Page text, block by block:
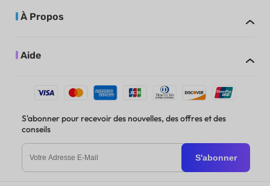
À Propos
Aide
S'abonner pour recevoir des nouvelles, des offres et des
conseils
S'abonner